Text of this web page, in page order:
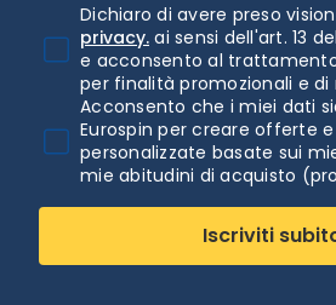
Dichiaro di avere preso
privacy. ai sensi dell'art. 13
e acconsento al
per finalità promozionali e di
Acconsento che i miei dati
Eurospin per creare offerte
personalizzate basate sui
mie abitudini di acquisto
Iscriviti